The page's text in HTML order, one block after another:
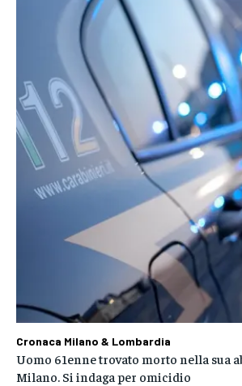
Cronaca Milano & Lombardia
Uomo 61enne trovato morto nella sua
Milano. Si indaga per omicidio